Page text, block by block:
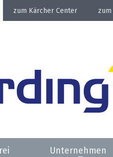
Kärcher Center
Unternehmen